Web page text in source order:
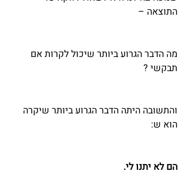
התוצאה –
מה הדבר הגרוע ביותר שיכול לקרות אם
תבקשי ?
והתשובה היתה הדבר הגרוע ביותר שיקרה
הוא ש:
הם לא יתנו לי.